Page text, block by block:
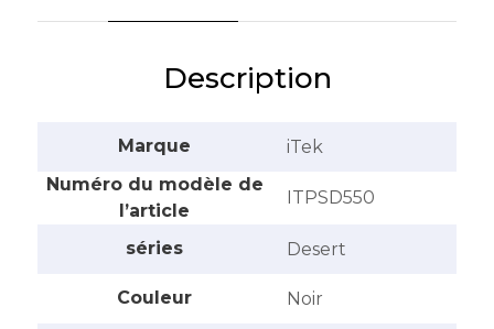
Description
Marque
‎iTek
Numéro du modèle de
l’article
‎ITPSD550
séries ‎Desert
Couleur ‎Noir